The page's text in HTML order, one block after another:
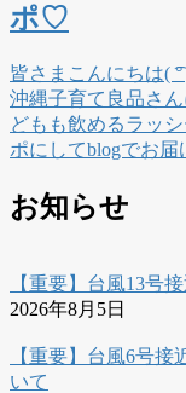
ポ♡
皆さまこんにちは(
沖縄子育て良品さ
どもも飲めるラッ
ポにしてblogでお
お知らせ
【重要】台風13号
2026年8月5日
【重要】台風6号
いて